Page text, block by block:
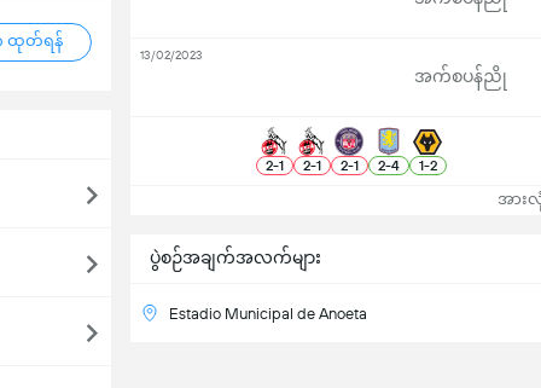
ထုတ်ရန်
ပွဲစဉ်အချက်အလက်များ
Estadio Municipal de Anoeta
အက်စပန်ညို
13/02/2023
2-1 2-1 2-1 2-4 1-2
အား